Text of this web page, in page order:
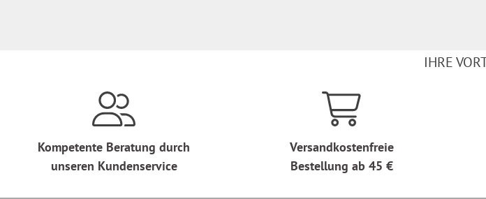
IHRE
Kompetente Beratung durch
unseren Kundenservice
Versandkostenfreie
Bestellung ab 45 €